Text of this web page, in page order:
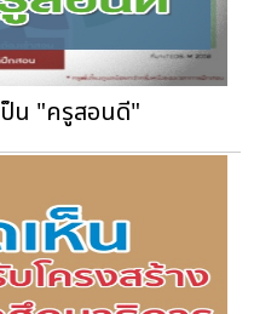
ป็น "ครูสอนดี"